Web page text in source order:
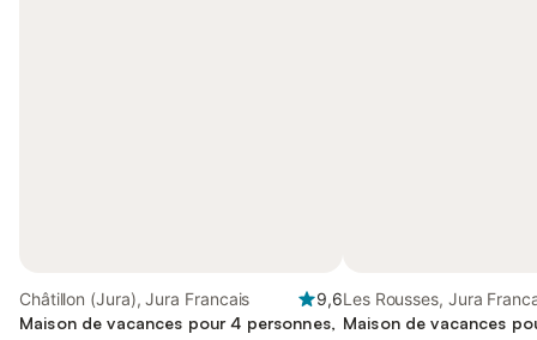
Châtillon (Jura), Jura Francais
9,6
Maison de vacances pour 4 personnes,
Les Rousses, Jura
Maison de vacances